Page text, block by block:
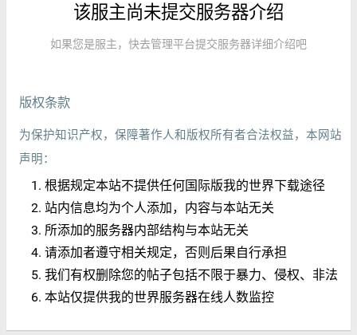
该服主尚未提交服务器介绍
如果您是服主，快去管理平台提交服务器详细介绍吧
版权条款
为保护知识产权，保障著作人和版权所有者合法权益，本网站
声明：
根据规定本站不提供任何国际版我的世界下载途径
站内信息均为个人添加，内容与本站无关
所添加的服务器内部结构与本站无关
请添加者遵守相关规定，否则后果自行承担
我们有权删除您的帖子包括不限于暴力、侵权、非法
本站仅提供我的世界服务器在线人数监控